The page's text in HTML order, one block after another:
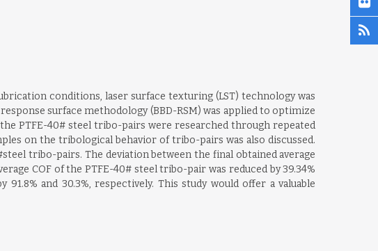
conditions, laser surface texturing (LST) technology was
surface methodology (BBD-RSM) was applied to optimize
PTFE-40# steel tribo-pairs were researched through repeated
on the tribological behavior of tribo-pairs was also discussed.
tribo-pairs. The deviation between the final obtained average
COF of the PTFE-40# steel tribo-pair was reduced by 39.34%
and 30.3%, respectively. This study would offer a valuable